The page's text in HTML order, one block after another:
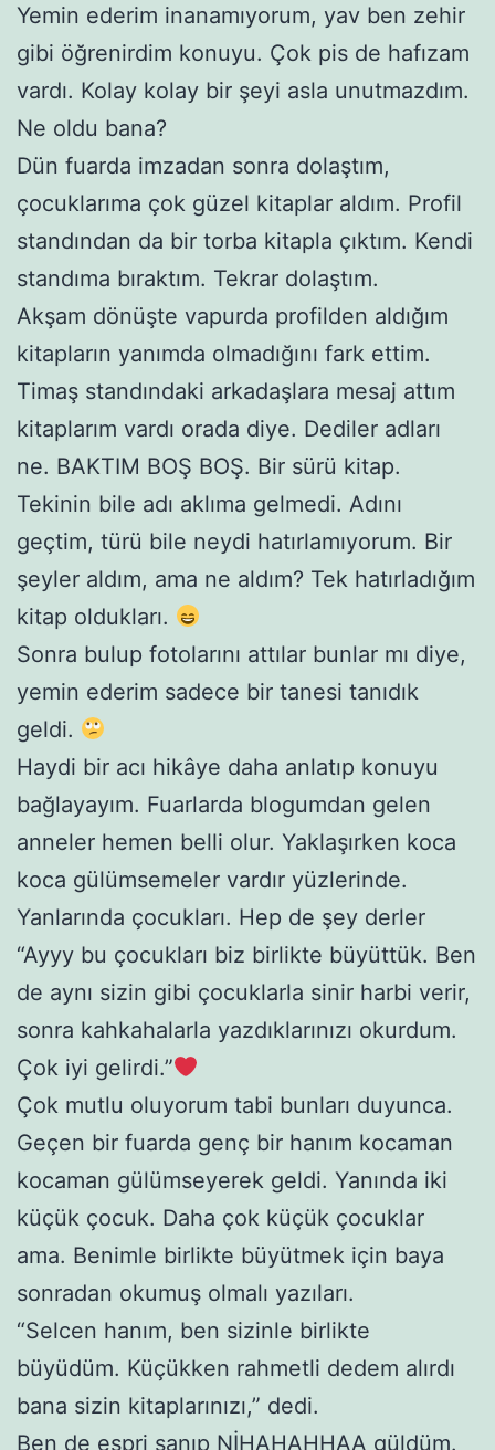
Yemin ederim inanamıyorum, yav ben zehir
gibi öğrenirdim konuyu. Çok pis de hafızam
vardı. Kolay kolay bir şeyi asla unutmazdım.
Ne oldu bana?
Dün fuarda imzadan sonra dolaştım,
çocuklarıma çok güzel kitaplar aldım. Profil
standından da bir torba kitapla çıktım. Kendi
standıma bıraktım. Tekrar dolaştım.
Akşam dönüşte vapurda profilden aldığım
kitapların yanımda olmadığını fark ettim.
Timaş standındaki arkadaşlara mesaj attım
kitaplarım vardı orada diye. Dediler adları
ne. BAKTIM BOŞ BOŞ. Bir sürü kitap.
Tekinin bile adı aklıma gelmedi. Adını
geçtim, türü bile neydi hatırlamıyorum. Bir
şeyler aldım, ama ne aldım? Tek hatırladığım
kitap oldukları.
Sonra bulup fotolarını attılar bunlar mı diye,
yemin ederim sadece bir tanesi tanıdık
geldi.
Haydi bir acı hikâye daha anlatıp konuyu
bağlayayım. Fuarlarda blogumdan gelen
anneler hemen belli olur. Yaklaşırken koca
koca gülümsemeler vardır yüzlerinde.
Yanlarında çocukları. Hep de şey derler
“Ayyy bu çocukları biz birlikte büyüttük. Ben
de aynı sizin gibi çocuklarla sinir harbi verir,
sonra kahkahalarla yazdıklarınızı okurdum.
Çok iyi gelirdi.”
Çok mutlu oluyorum tabi bunları duyunca.
Geçen bir fuarda genç bir hanım kocaman
kocaman gülümseyerek geldi. Yanında iki
küçük çocuk. Daha çok küçük çocuklar
ama. Benimle birlikte büyütmek için baya
sonradan okumuş olmalı yazıları.
“Selcen hanım, ben sizinle birlikte
büyüdüm. Küçükken rahmetli dedem alırdı
bana sizin kitaplarınızı,” dedi.
Ben de espri sanıp NİHAHAHHAA güldüm.